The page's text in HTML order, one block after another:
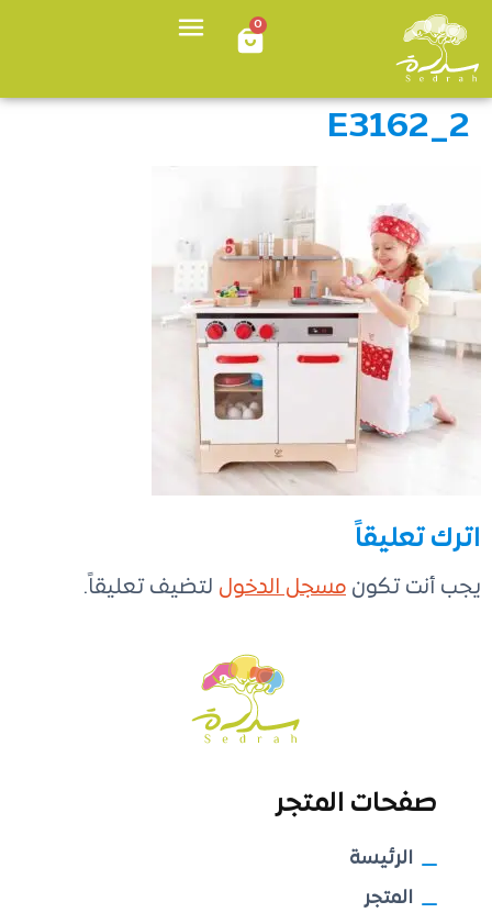
0
E3162_2
اترك تعليقاً
يجب أنت تكون مسجل الدخول لتضيف تعليقاً.
صفحات المتجر
الرئيسة
المتجر